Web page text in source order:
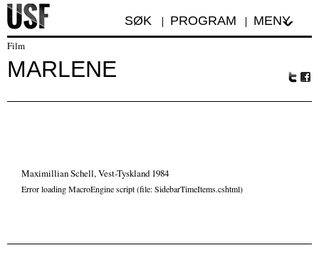
SØK PROGRAM MENY
Film
MARLENE
Maximillian Schell, Vest-Tyskland 1984
Error loading MacroEngine script (file: SidebarTimeItems.cshtml)